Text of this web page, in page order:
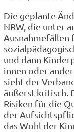
Die geplante
NRW, die unter
Ausnahmefällen
und dann
innen oder
sieht der
äußerst kritisch.
Risiken für die
der
das Wohl der